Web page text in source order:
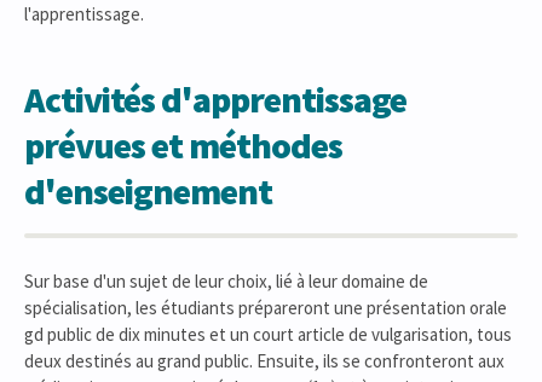
l'apprentissage.
Activités d'apprentissage
prévues et méthodes
d'enseignement
Sur base d'un sujet de leur choix, lié à leur domaine de
spécialisation, les étudiants prépareront une présentation orale
gd public de dix minutes et un court article de vulgarisation, tous
deux destinés au grand public. Ensuite, ils se confronteront aux